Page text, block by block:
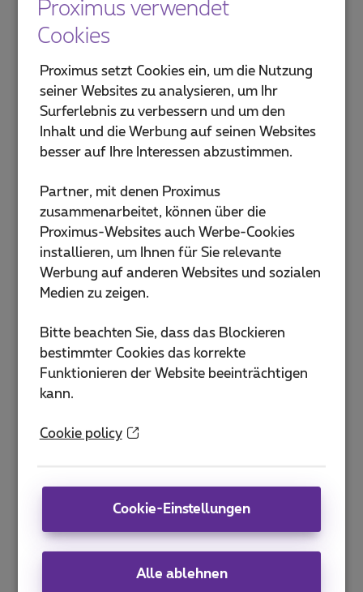
Proximus verwendet
Cookies
Proximus setzt Cookies ein, um die Nutzung
seiner Websites zu analysieren, um Ihr
Surferlebnis zu verbessern und um den
Inhalt und die Werbung auf seinen Websites
besser auf Ihre Interessen abzustimmen.
Partner, mit denen Proximus
zusammenarbeitet, können über die
Proximus-Websites auch Werbe-Cookies
installieren, um Ihnen für Sie relevante
Werbung auf anderen Websites und sozialen
Medien zu zeigen.
Bitte beachten Sie, dass das Blockieren
bestimmter Cookies das korrekte
Funktionieren der Website beeinträchtigen
kann.
Cookie policy
Cookie-Einstellungen
Alle ablehnen